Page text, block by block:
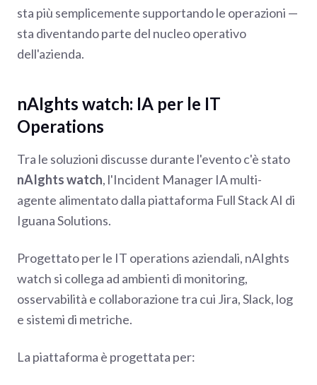
sta più semplicemente supportando le operazioni —
sta diventando parte del nucleo operativo
dell'azienda.
nAIghts watch: IA per le IT
Operations
Tra le soluzioni discusse durante l'evento c'è stato
nAIghts watch, l'Incident Manager IA multi-
agente alimentato dalla piattaforma Full Stack AI di
Iguana Solutions.
Progettato per le IT operations aziendali, nAIghts
watch si collega ad ambienti di monitoring,
osservabilità e collaborazione tra cui Jira, Slack, log
e sistemi di metriche.
La piattaforma è progettata per: